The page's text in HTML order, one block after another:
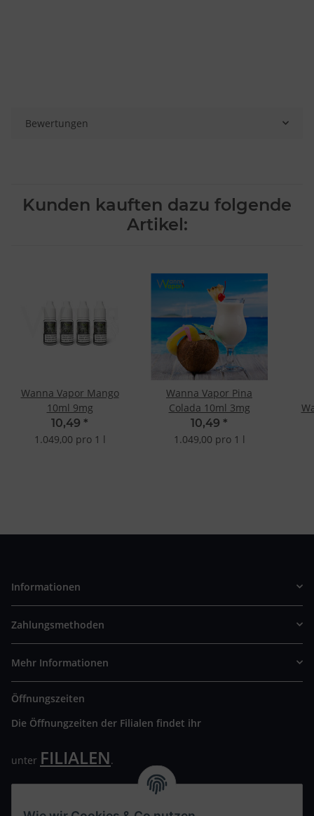
Bewertungen
Kunden kauften dazu folgende
Artikel:
Wanna Vapor Mango
10ml 9mg
10,49 *
1.049,00 pro 1 l
Wanna Vapor Pina
Colada 10ml 3mg
10,49 *
1.049,00 pro 1 l
Informationen
Zahlungsmethoden
Mehr Informationen
Öffnungszeiten
Die Öffnungzeiten der Filialen findet ihr
unter FILIALEN.
Wir freuen uns auf Euren Besuch. Bitte beachtet die